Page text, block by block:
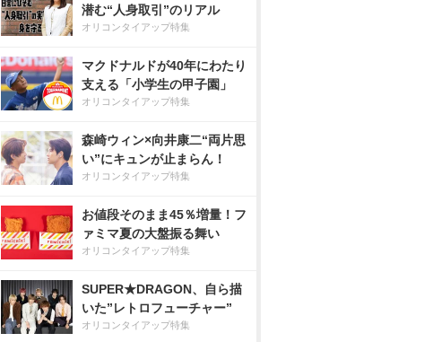
潜む“人身取引”のリアル
オリコンタイアップ特集
マクドナルドが40年にわたり
支える「小学生の甲子園」
オリコンタイアップ特集
森崎ウィン×向井康二“両片思
い”にキュンが止まらん！
オリコンタイアップ特集
お値段そのまま45％増量！フ
ァミマ夏の大盤振る舞い
オリコンタイアップ特集
SUPER★DRAGON、自ら描
いた”レトロフューチャー”
オリコンタイアップ特集